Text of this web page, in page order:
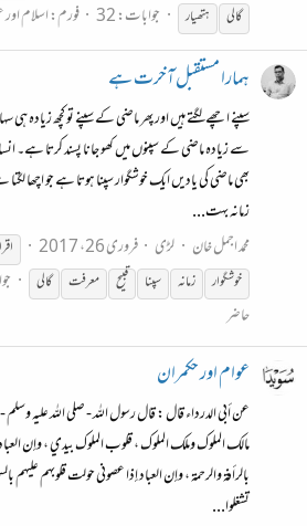
گالی
ہتھیار جوابات: 32 فورم:اسلام
ہمارا مستقبل آخرت ہے
سپنے اچھے لگتے ہیں اور پھر ماضی کے سپنے تو کچھ زیادہ
سے زیادہ ماضی کے سپنوں میں کھو جانا پسند کرتا ہے۔
بھی ماضی کی یادیں ایک خوشگوار سپنا ہوتا ہے جو اچھا
زمانہ بہت...
محمد اجمل خان
لڑی فروری 26، 2017 اقرا
خوشگوار
زمانہ سپنا قبیح معرفت گالی
حاضر
عوام اور حکمران
عن أبي الدرداء قال : قال رسول الله - صلى الله عليه وسلم - :
مالك الملوك وملك الملوك ، قلوب الملوك بيدي ، وإن
بالرأفة والرحمة ، وإن العباد إذا عصوني حولت قلوبهم عليهم
تشغلوا...